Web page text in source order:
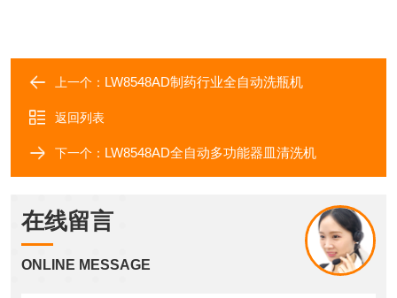
上一个： LW8548AD制药行业全自动洗瓶机
返回列表
下一个： LW8548AD全自动多功能器皿清洗机
在线留言
ONLINE MESSAGE